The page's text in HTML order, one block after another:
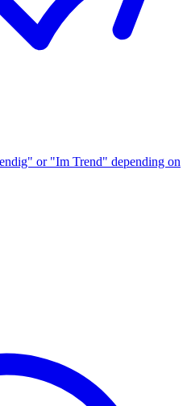
or "Im Trend" depending on